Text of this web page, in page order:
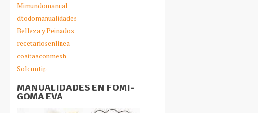
Mimundomanual
dtodomanualidades
Belleza y Peinados
recetariosenlinea
cositasconmesh
Solountip
MANUALIDADES EN FOMI-
GOMA EVA